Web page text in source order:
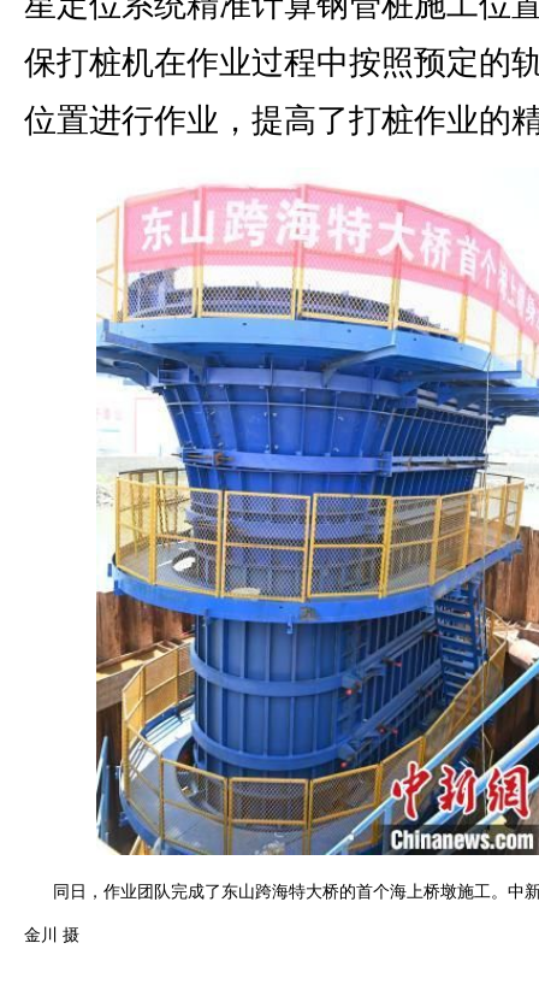
保打桩机在作业过程中按照预定的
位置进行作业，提高了打桩作业的
同日，作业团队完成了东山跨海特大桥的首个海上桥墩施工。中
金川 摄